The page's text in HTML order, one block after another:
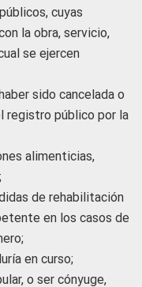
cuyas
la obra, servicio,
se ejercen
sido cancelada o
registro público por la
alimenticias,
de rehabilitación
en los casos de
en curso;
o ser cónyuge,